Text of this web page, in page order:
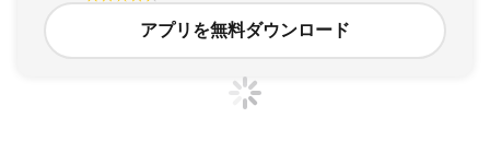
アプリを無料ダウンロード